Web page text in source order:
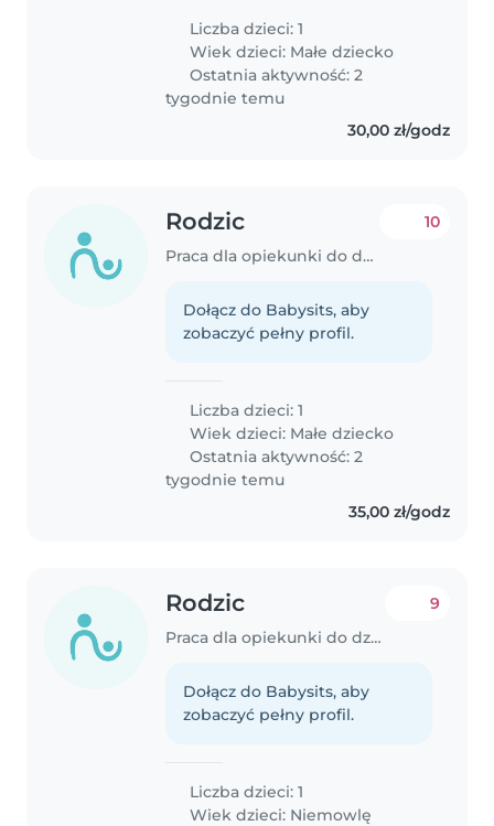
Liczba dzieci: 1
Wiek dzieci: Małe dziecko
Ostatnia aktywność: 2
tygodnie temu
30,00 zł/godz
Rodzic
Praca dla opiekunki do dziecka w Białystok
10
Dołącz do Babysits, aby
zobaczyć pełny profil.
Liczba dzieci: 1
Wiek dzieci: Małe dziecko
Ostatnia aktywność: 2
tygodnie temu
35,00 zł/godz
Rodzic
Praca dla opiekunki do dziecka w Białystok
9
Dołącz do Babysits, aby
zobaczyć pełny profil.
Liczba dzieci: 1
Wiek dzieci: Niemowlę